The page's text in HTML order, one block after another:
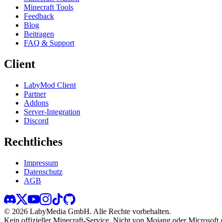
Minecraft Tools
Feedback
Blog
Beitragen
FAQ & Support
Client
LabyMod Client
Partner
Addons
Server-Integration
Discord
Rechtliches
Impressum
Datenschutz
AGB
© 2026 LabyMedia GmbH. Alle Rechte vorbehalten.
Kein offizieller Minecraft-Service. Nicht von Mojang oder Microsoft